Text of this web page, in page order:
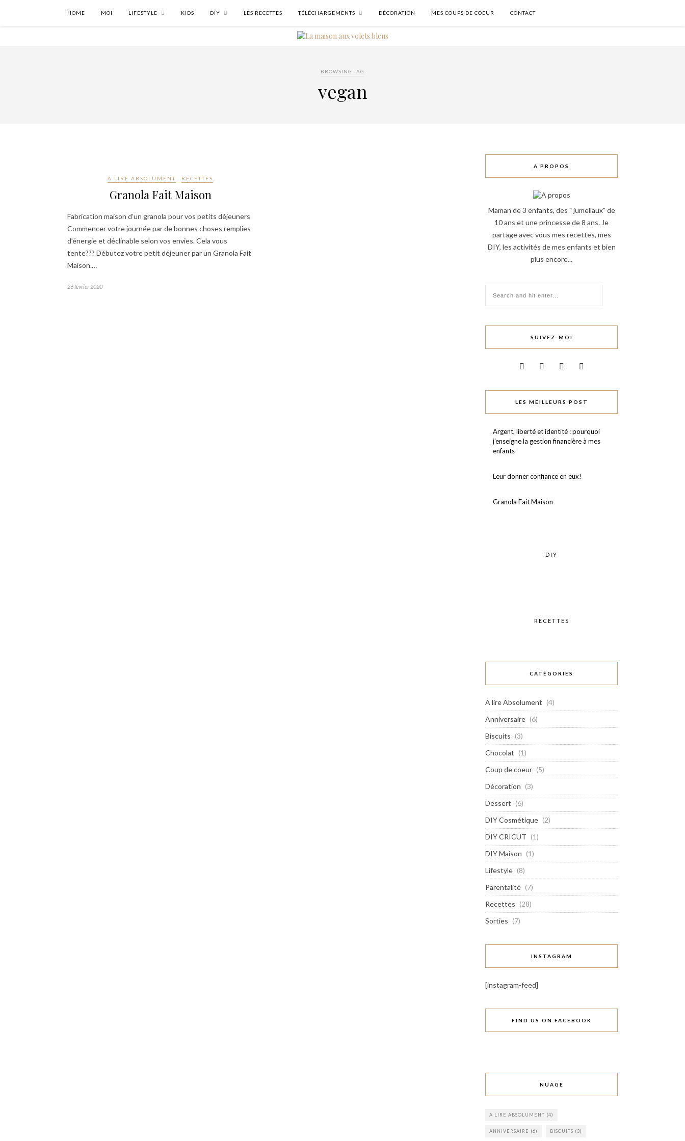
HOME MOI LIFESTYLE KIDS DIY LES RECETTES TÉLÉCHARGEMENTS DÉCORATION MES COUPS DE COEUR CONTACT
BROWSING TAG
vegan
A LIRE ABSOLUMENT RECETTES
Granola Fait Maison
Fabrication maison d’un granola pour vos petits déjeuners
Commencer votre journée par de bonnes choses remplies
d’énergie et déclinable selon vos envies. Cela vous
tente??? Débutez votre petit déjeuner par un Granola Fait
Maison.…
26 février 2020
A PROPOS
Maman de 3 enfants, des " jumellaux" de
10 ans et une princesse de 8 ans. Je
partage avec vous mes recettes, mes
DIY, les activités de mes enfants et bien
plus encore...
SUIVEZ-MOI
LES MEILLEURS POST
Argent, liberté et identité : pourquoi
j’enseigne la gestion financière à mes
enfants
Leur donner confiance en eux!⠀
Granola Fait Maison
DIY
RECETTES
CATÉGORIES
A lire Absolument (4)
Anniversaire (6)
Biscuits (3)
Chocolat (1)
Coup de coeur (5)
Décoration (3)
Dessert (6)
DIY Cosmétique (2)
DIY CRICUT (1)
DIY Maison (1)
Lifestyle (8)
Parentalité (7)
Recettes (28)
Sorties (7)
INSTAGRAM
[instagram-feed]
FIND US ON FACEBOOK
NUAGE
A LIRE ABSOLUMENT (4)
ANNIVERSAIRE (6) BISCUITS (3)